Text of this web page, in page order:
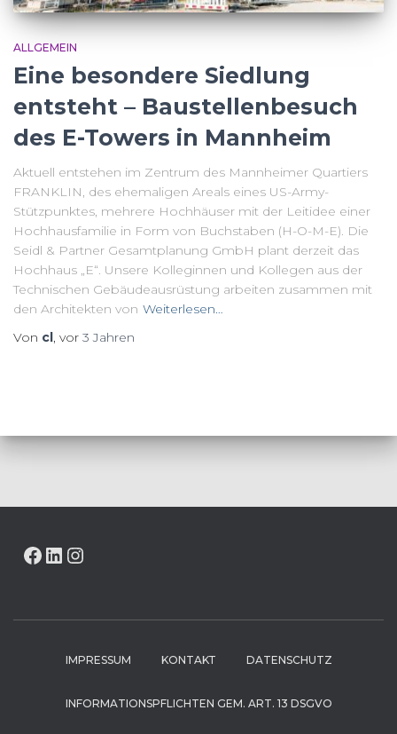
ALLGEMEIN
Eine besondere Siedlung
entsteht – Baustellenbesuch
des E-Towers in Mannheim
Aktuell entstehen im Zentrum des Mannheimer Quartiers
FRANKLIN, des ehemaligen Areals eines US-Army-
Stützpunktes, mehrere Hochhäuser mit der Leitidee einer
Hochhausfamilie in Form von Buchstaben (H-O-M-E). Die
Seidl & Partner Gesamtplanung GmbH plant derzeit das
Hochhaus „E“. Unsere Kolleginnen und Kollegen aus der
Technischen Gebäudeausrüstung arbeiten zusammen mit
den Architekten von Weiterlesen…
Von cl, vor 3 Jahren
FACEBOOK LINKEDIN
IMPRESSUM KONTAKT DATENSCHUTZ
INFORMATIONSPFLICHTEN GEM. ART. 13 DSGVO